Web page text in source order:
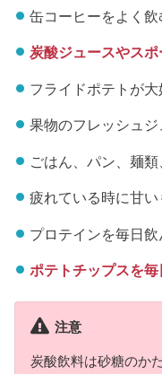
缶コーヒーをよく飲
炭酸ジュースやス
フライドポテトが大
果物のフレッシュ
ごはん、パン、麺
疲れている時に甘い
プロテインを毎日飲
ポテトチップスを
注意
炭酸飲料は砂糖のか